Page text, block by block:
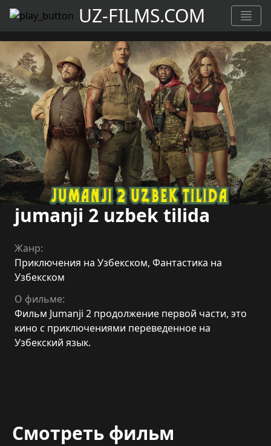
UZ-FILMS.COM
jumanji 2 uzbek tilida
Жанр:
Приключения на Узбекском, Фантастика на
Узбекском
О фильме:
Фильм Jumanji 2 продолжение первой части, это
кино с приключениями переведенное на
Узбекский язык.
Смотреть фильм